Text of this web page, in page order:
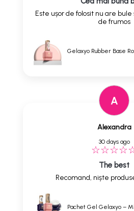
Este ușor de folosit nu are
de frumos
Gelaxyo Rubber Base
A
Alexandra
30 days ago
The best
Recomand, niște
Pachet Gel Gelaxyo –